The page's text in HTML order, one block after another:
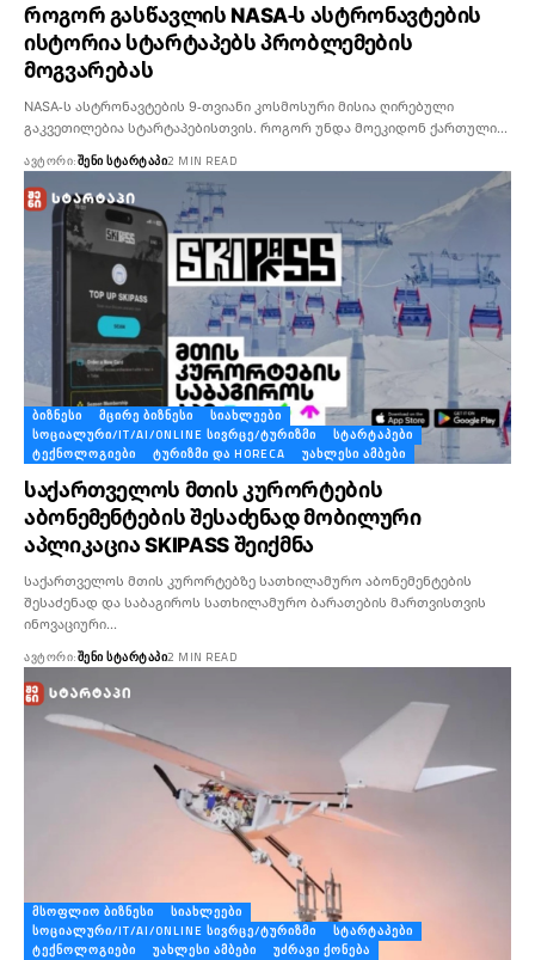
როგორ გასწავლის NASA-ს ასტრონავტების
ისტორია სტარტაპებს პრობლემების
მოგვარებას
NASA-ს ასტრონავტების 9-თვიანი კოსმოსური მისია ღირებული
გაკვეთილებია სტარტაპებისთვის. როგორ უნდა მოეკიდონ ქართული…
ᲐᲕᲢᲝᲠᲘ:ᲨᲔᲜᲘ ᲡᲢᲐᲠᲢᲐᲞᲘ2 MIN READ
ᲑᲘᲖᲜᲔᲡᲘ ᲛᲪᲘᲠᲔ ᲑᲘᲖᲜᲔᲡᲘ
ᲡᲘᲐᲮᲚᲔᲔᲑᲘ
ᲡᲝᲪᲘᲐᲚᲣᲠᲘ/IT/AI/ONLINE ᲡᲘᲕᲠᲪᲔ/ᲢᲣᲠᲘᲖᲛᲘ
ᲡᲢᲐᲠᲢᲐᲞᲔᲑᲘ
ᲢᲔᲥᲜᲝᲚᲝᲒᲘᲔᲑᲘ
ᲢᲣᲠᲘᲖᲛᲘ ᲓᲐ HORECA ᲣᲐᲮᲚᲔᲡᲘ ᲐᲛᲑᲔᲑᲘ
საქართველოს მთის კურორტების
აბონემენტების შესაძენად მობილური
აპლიკაცია SKIPASS შეიქმნა
საქართველოს მთის კურორტებზე სათხილამურო აბონემენტების
შესაძენად და საბაგიროს სათხილამურო ბარათების მართვისთვის
ინოვაციური…
ᲐᲕᲢᲝᲠᲘ:ᲨᲔᲜᲘ ᲡᲢᲐᲠᲢᲐᲞᲘ2 MIN READ
ᲛᲡᲝᲤᲚᲘᲝ ᲑᲘᲖᲜᲔᲡᲘ
ᲡᲘᲐᲮᲚᲔᲔᲑᲘ
ᲡᲝᲪᲘᲐᲚᲣᲠᲘ/IT/AI/ONLINE ᲡᲘᲕᲠᲪᲔ/ᲢᲣᲠᲘᲖᲛᲘ
ᲡᲢᲐᲠᲢᲐᲞᲔᲑᲘ
ᲢᲔᲥᲜᲝᲚᲝᲒᲘᲔᲑᲘ
ᲣᲐᲮᲚᲔᲡᲘ ᲐᲛᲑᲔᲑᲘ ᲣᲫᲠᲐᲕᲘ ᲥᲝᲜᲔᲑᲐ